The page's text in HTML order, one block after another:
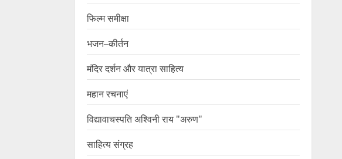
फिल्म समीक्षा
भजन–कीर्तन
मंदिर दर्शन और यात्रा साहित्य
महान रचनाएं
विद्यावाचस्पति अश्विनी राय "अरुण"
साहित्य संग्रह